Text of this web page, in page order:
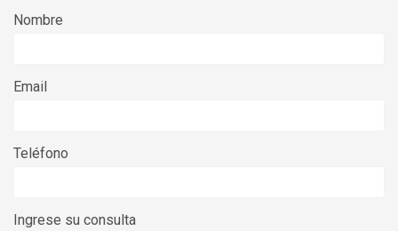
Nombre
Email
Teléfono
Ingrese su consulta